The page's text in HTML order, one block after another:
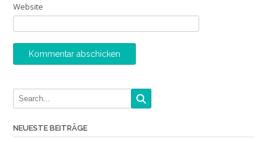
Website
NEUESTE BEITRÄGE